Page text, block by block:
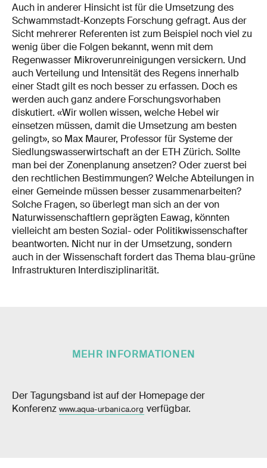
Auch in anderer Hinsicht ist für die Umsetzung des
Schwammstadt-Konzepts Forschung gefragt. Aus der
Sicht mehrerer Referenten ist zum Beispiel noch viel zu
wenig über die Folgen bekannt, wenn mit dem
Regenwasser Mikroverunreinigungen versickern. Und
auch Verteilung und Intensität des Regens innerhalb
einer Stadt gilt es noch besser zu erfassen. Doch es
werden auch ganz andere Forschungsvorhaben
diskutiert. «Wir wollen wissen, welche Hebel wir
einsetzen müssen, damit die Umsetzung am besten
gelingt», so Max Maurer, Professor für Systeme der
Siedlungswasserwirtschaft an der ETH Zürich. Sollte
man bei der Zonenplanung ansetzen? Oder zuerst bei
den rechtlichen Bestimmungen? Welche Abteilungen in
einer Gemeinde müssen besser zusammenarbeiten?
Solche Fragen, so überlegt man sich an der von
Naturwissenschaftlern geprägten Eawag, könnten
vielleicht am besten Sozial- oder Politikwissenschafter
beantworten. Nicht nur in der Umsetzung, sondern
auch in der Wissenschaft fordert das Thema blau-grüne
Infrastrukturen Interdisziplinarität.
MEHR INFORMATIONEN
Der Tagungsband ist auf der Homepage der
Konferenz www.aqua-urbanica.org verfügbar.